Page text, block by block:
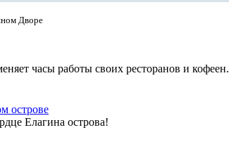
Дворе
часы работы своих ресторанов и кофеен.
острове
Елагина острова!